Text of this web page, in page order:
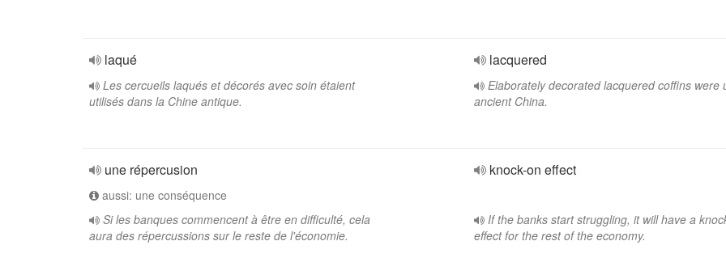
laqué
Les cercueils laqués et décorés avec soin étaient
utilisés dans la Chine antique.
lacquered
Elaborately decorated lacquered coffins were
ancient China.
une répercusion
aussi: une conséquence
Si les banques commencent à être en difficulté, cela
aura des répercussions sur le reste de l'économie.
knock-on effect
If the banks start struggling, it will have a
effect for the rest of the economy.